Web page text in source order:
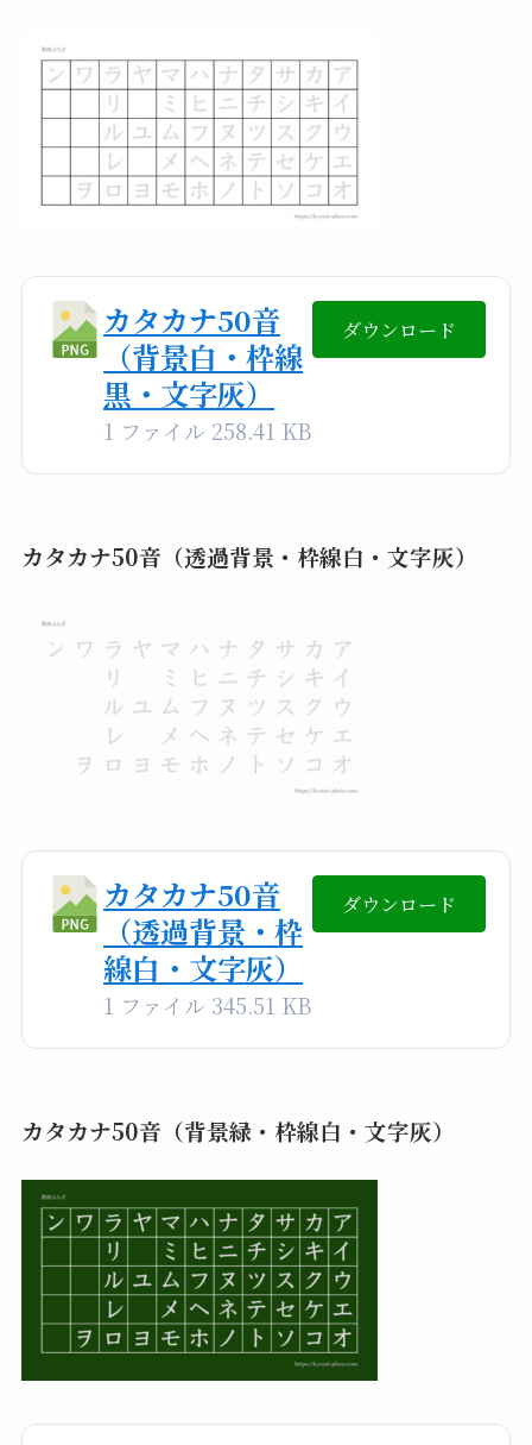
カタカナ50音
（背景白・枠線
黒・文字灰）
1 ファイル 258.41 KB
ダウンロード
カタカナ50音（透過背景・枠線白・文字灰）
カタカナ50音
（透過背景・枠
線白・文字灰）
1 ファイル 345.51 KB
ダウンロード
カタカナ50音（背景緑・枠線白・文字灰）